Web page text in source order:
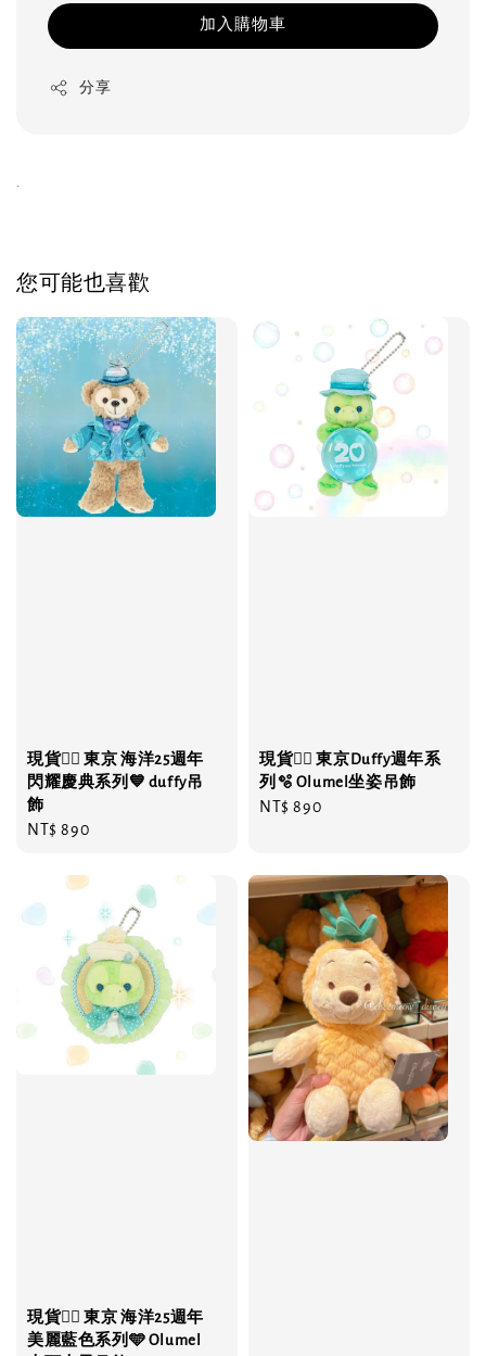
加入購物車
分享
您可能也喜歡
現貨❤️‍🔥 東京 海洋25週年
閃耀慶典系列💙 duffy吊
飾
Regular
NT$ 890
現貨❤️‍🔥 東京Duffy週年系
列🫧 Olumel坐姿吊飾
Regular
NT$ 890
現貨❤️‍🔥 東京 海洋25週年
美麗藍色系列🩵 Olumel